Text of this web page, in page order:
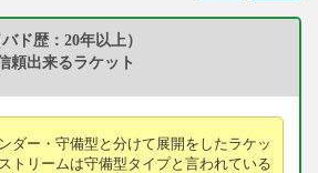
バド歴：20年以上）
頼出来るラケット
ダー・守備型と分けて展開をしたラケッ
トリームは守備型タイプと言われている